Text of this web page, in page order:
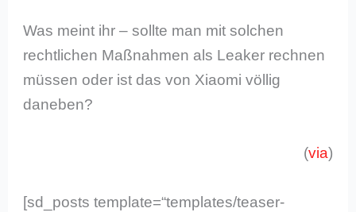
Was meint ihr – sollte man mit solchen
rechtlichen Maßnahmen als Leaker rechnen
müssen oder ist das von Xiaomi völlig
daneben?
(via)
[sd_posts template=“templates/teaser-